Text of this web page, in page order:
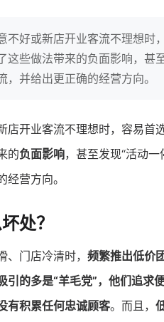
不好或新店开业客流不理想时
这些做法带来的负面影响，甚
并给出更正确的经营方向。
店开业客流不理想时，容易首
的负面影响，甚至发现“活动
营方向。
处？
门店冷清时， 频繁推出低价
引的多是“羊毛党”，他们追求
有积累任何忠诚顾客。而且，
英回乡种地，撬动2000万生
查看详情